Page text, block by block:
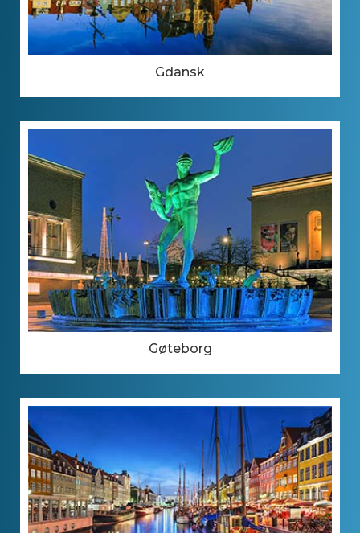
Gdansk
Gøteborg